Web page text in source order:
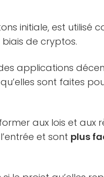
initiale, est utilisé
de cryptos.
applications
sont faites
aux lois et aux
et sont plus